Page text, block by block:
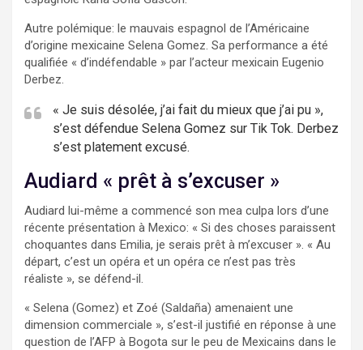
Autre polémique: le mauvais espagnol de l’Américaine
d’origine mexicaine Selena Gomez. Sa performance a été
qualifiée « d’indéfendable » par l’acteur mexicain Eugenio
Derbez.
« Je suis désolée, j’ai fait du mieux que j’ai pu »,
s’est défendue Selena Gomez sur Tik Tok. Derbez
s’est platement excusé.
Audiard « prêt à s’excuser »
Audiard lui-même a commencé son mea culpa lors d’une
récente présentation à Mexico: « Si des choses paraissent
choquantes dans Emilia, je serais prêt à m’excuser ». « Au
départ, c’est un opéra et un opéra ce n’est pas très
réaliste », se défend-il.
« Selena (Gomez) et Zoé (Saldaña) amenaient une
dimension commerciale », s’est-il justifié en réponse à une
question de l’AFP à Bogota sur le peu de Mexicains dans le